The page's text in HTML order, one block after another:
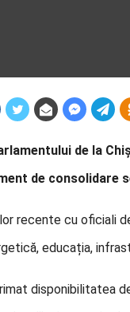
de la
de consolidare
recente cu oficiali
educația,
disponibilitatea